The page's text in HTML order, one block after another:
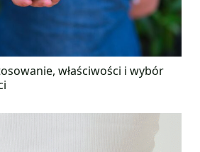
właściwości i wybór